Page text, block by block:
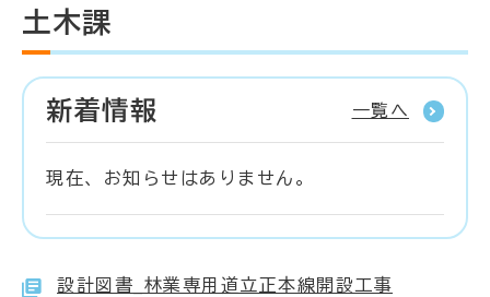
土木課
新着情報 一覧へ
現在、お知らせはありません。
設計図書_林業専用道立正本線開設工事